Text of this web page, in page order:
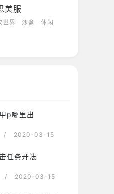
美服
世界 沙盒
休闲
p哪里出
/ 2020-03-15
任务开法
/ 2020-03-15